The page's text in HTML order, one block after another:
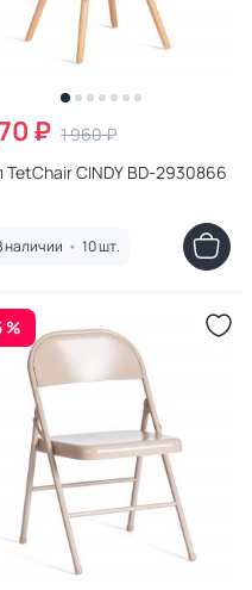
₽ 1 960 ₽
TetChair CINDY BD-2930866
наличии • 10 шт.
%